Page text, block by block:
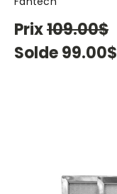
Prix109.00$
Solde99.00$